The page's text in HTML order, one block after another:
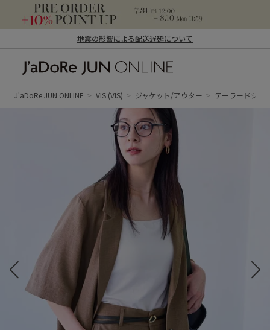
地震の影響による配送遅延について
ン オンライン）
J'aDoRe JUN ONLINE VIS (VIS) ジャケット/アウター テーラードジャ